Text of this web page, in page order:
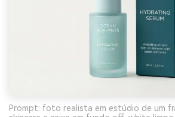
Prompt: foto realista em estúdio de um